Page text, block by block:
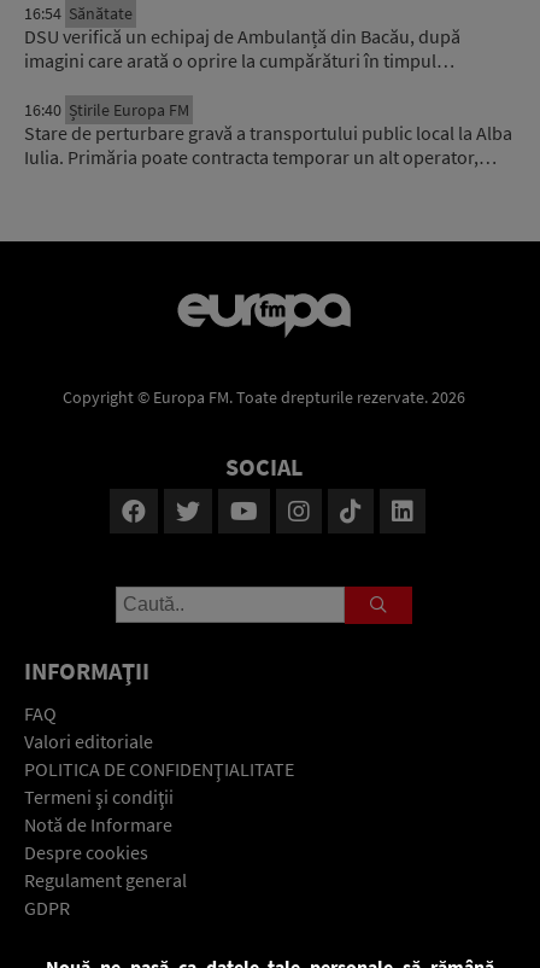
16:54 Sănătate
DSU verifică un echipaj de Ambulanță din Bacău, după
imagini care arată o oprire la cumpărături în timpul…
16:40 Știrile Europa FM
Stare de perturbare gravă a transportului public local la Alba
Iulia. Primăria poate contracta temporar un alt operator,…
Copyright © Europa FM. Toate drepturile rezervate. 2026
SOCIAL
INFORMAŢII
FAQ
Valori editoriale
POLITICA DE CONFIDENŢIALITATE
Termeni şi condiţii
Notă de Informare
Despre cookies
Regulament general
GDPR